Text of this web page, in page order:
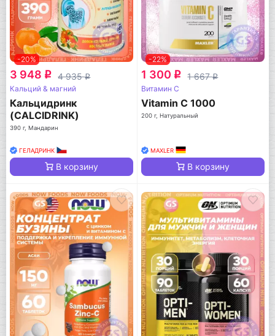
-20%
3 948 q 4 935q
Кальций & магний
Кальцидринк
(CALCIDRINK)
390 г, Мандарин
ГЕЛАДРИНК
В корзину
-22%
1 300 q 1 667q
Витамин C
Vitamin C 1000
200 г, Натуральный
MAXLER
В корзину